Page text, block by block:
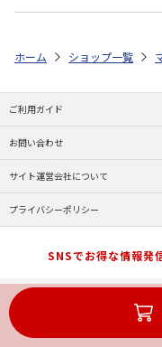
ホーム ショップ一覧
ご利用ガイド
お問い合わせ
サイト運営会社について
プライバシーポリシー
SNSでお得な情報発